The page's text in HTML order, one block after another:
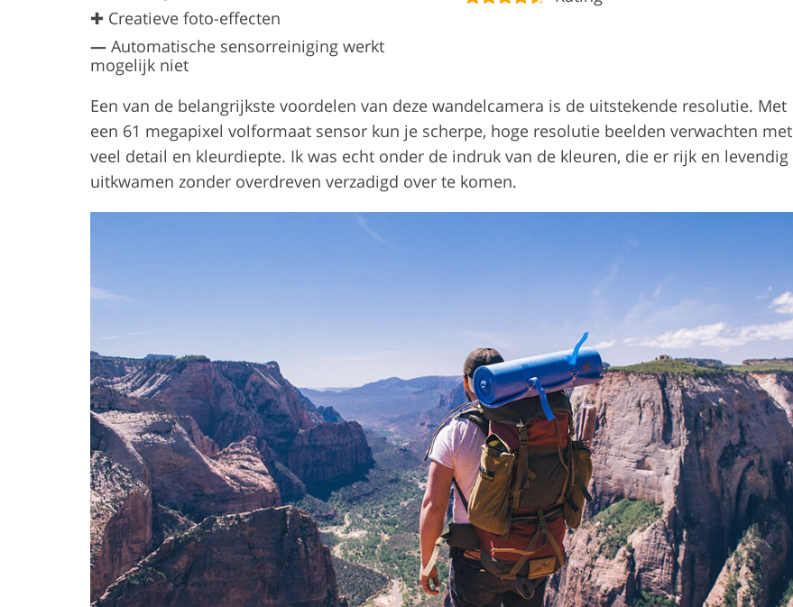
✚ Creatieve foto-effecten
— Automatische sensorreiniging werkt
mogelijk niet
Een van de belangrijkste voordelen van deze wandelcamera is de uitstekende resolutie. Met
een 61 megapixel volformaat sensor kun je scherpe, hoge resolutie beelden verwachten met
veel detail en kleurdiepte. Ik was echt onder de indruk van de kleuren, die er rijk en levendig
uitkwamen zonder overdreven verzadigd over te komen.